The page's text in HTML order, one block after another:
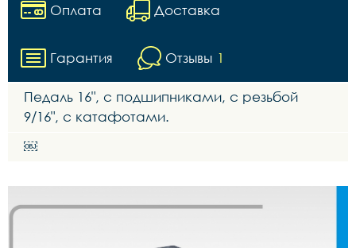
Оплата Доставка
Гарантия Отзывы 1
Педаль 16", с подшипниками, с резьбой
9/16", с катафотами.
￼